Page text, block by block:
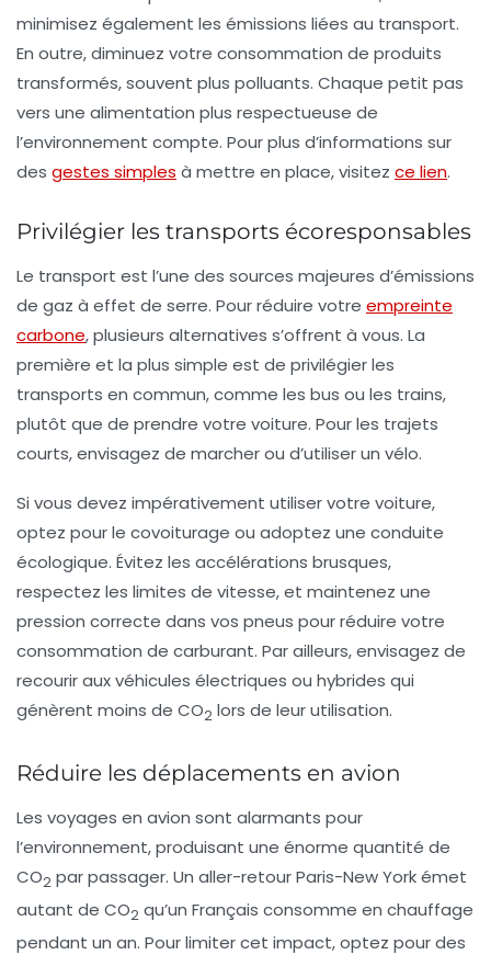
minimisez également les émissions liées au transport.
En outre, diminuez votre consommation de produits
transformés, souvent plus polluants. Chaque petit pas
vers une alimentation plus respectueuse de
l’environnement compte. Pour plus d’informations sur
des gestes simples à mettre en place, visitez ce lien.
Privilégier les transports écoresponsables
Le transport est l’une des sources majeures d’émissions
de gaz à effet de serre. Pour réduire votre empreinte
carbone, plusieurs alternatives s’offrent à vous. La
première et la plus simple est de privilégier les
transports en commun, comme les bus ou les trains,
plutôt que de prendre votre voiture. Pour les trajets
courts, envisagez de marcher ou d’utiliser un vélo.
Si vous devez impérativement utiliser votre voiture,
optez pour le covoiturage ou adoptez une conduite
écologique. Évitez les accélérations brusques,
respectez les limites de vitesse, et maintenez une
pression correcte dans vos pneus pour réduire votre
consommation de carburant. Par ailleurs, envisagez de
recourir aux véhicules électriques ou hybrides qui
génèrent moins de CO2 lors de leur utilisation.
Réduire les déplacements en avion
Les voyages en avion sont alarmants pour
l’environnement, produisant une énorme quantité de
CO2 par passager. Un aller-retour Paris-New York émet
autant de CO2 qu’un Français consomme en chauffage
pendant un an. Pour limiter cet impact, optez pour des